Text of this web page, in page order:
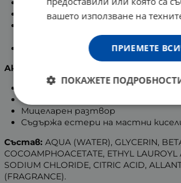
Без парабени;
Не съдържа парфюм и алкохол;
Офталмологично тестван.
Активни съставки:
Глицерин – 3%;
Розова вода – 5%;
Мицеларен разтвор
Съдържа естери на мастни
Състав: AQUA (WATER), GLYCERIN,
COCOAMPHOACETATE, ETHYL LAUROYL
SODIUM CHLORIDE, CITRIC ACID,
(FRAGRANCE).
вашето използване на
ПРИЕМЕТЕ
ПОКАЖЕТЕ